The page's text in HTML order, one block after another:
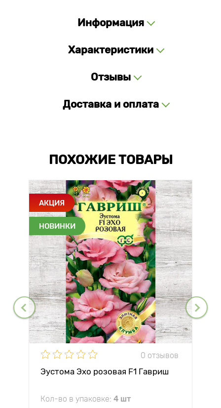
Информация
Характеристики
Отзывы
Доставка и оплата
ПОХОЖИЕ ТОВАРЫ
АКЦИЯ
НОВИНКИ
0 отзывов
Эустома Эхо розовая F1 Гавриш
Кол-во в упаковке: 4 шт